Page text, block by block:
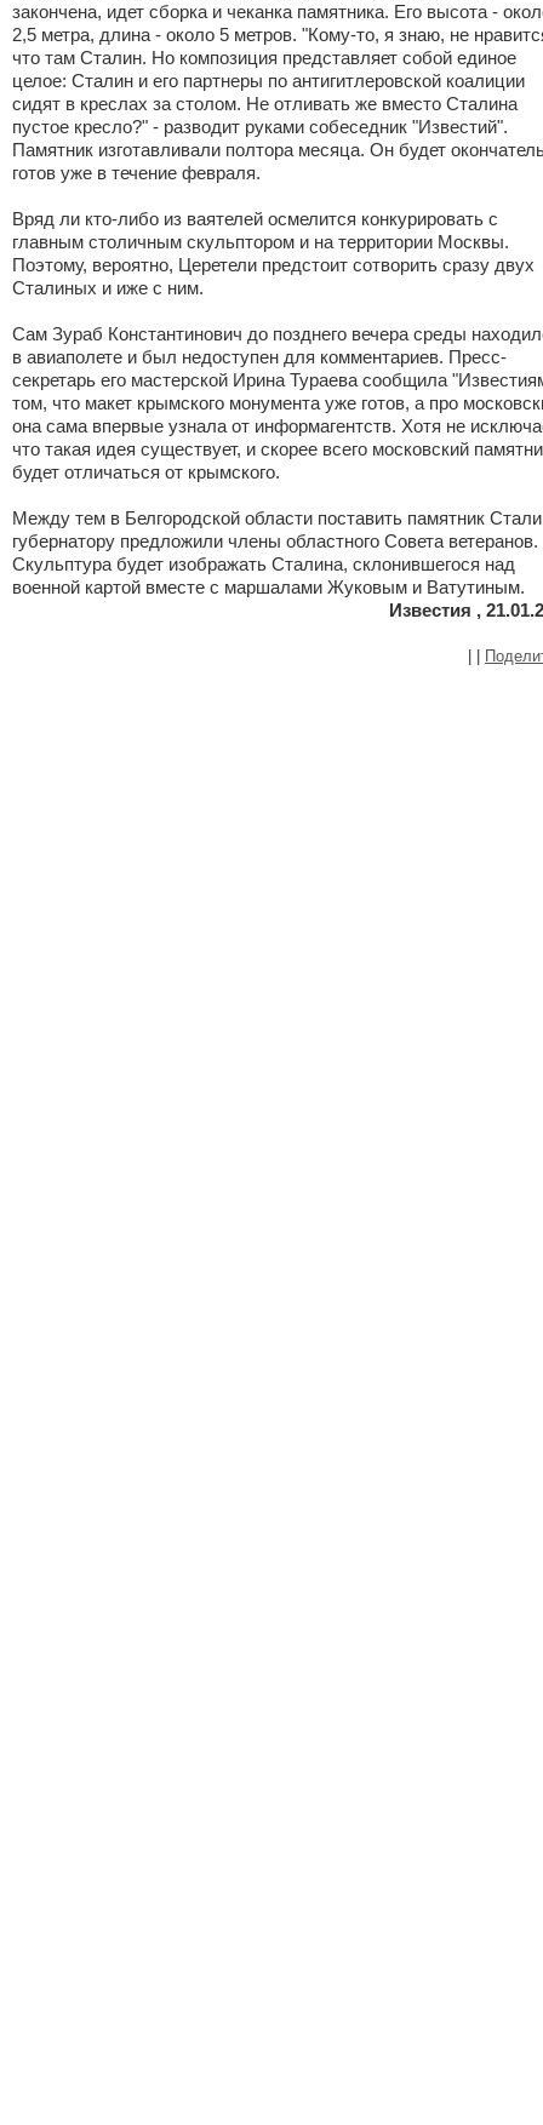
закончена, идет сборка и чеканка памятника. Его высота -
2,5 метра, длина - около 5 метров. "Кому-то, я знаю, не
что там Сталин. Но композиция представляет собой единое
целое: Сталин и его партнеры по антигитлеровской коалиции
сидят в креслах за столом. Не отливать же вместо Сталина
пустое кресло?" - разводит руками собеседник "Известий".
Памятник изготавливали полтора месяца. Он будет
готов уже в течение февраля.
Вряд ли кто-либо из ваятелей осмелится конкурировать с
главным столичным скульптором и на территории Москвы.
Поэтому, вероятно, Церетели предстоит сотворить сразу двух
Сталиных и иже с ним.
Сам Зураб Константинович до позднего вечера среды
в авиаполете и был недоступен для комментариев. Пресс-
секретарь его мастерской Ирина Тураева сообщила
том, что макет крымского монумента уже готов, а про
она сама впервые узнала от информагентств. Хотя не
что такая идея существует, и скорее всего московский
будет отличаться от крымского.
Между тем в Белгородской области поставить памятник
губернатору предложили члены областного Совета ветеранов.
Скульптура будет изображать Сталина, склонившегося над
военной картой вместе с маршалами Жуковым и Ватутиным.
Известия ,